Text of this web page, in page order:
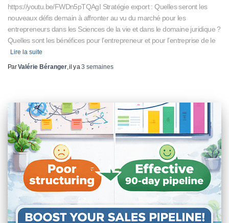
https://youtu.be/FWDn5pTQAgI Stratégie export : Quelles seront les
nouveaux défis demain à affronter au vu du marché pour les
entrepreneurs dans les Sciences de la vie et dans le domaine juridique ?
Quelles sont les bénéfices pour l’entrepreneur et pour l’entreprise de le
Lire la suite
ParValérie Béranger, il y a3 semaines